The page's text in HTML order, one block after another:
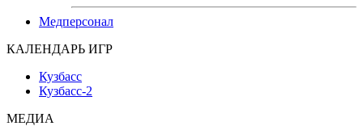
Медперсонал
КАЛЕНДАРЬ ИГР
Кузбасс
Кузбасс-2
МЕДИА